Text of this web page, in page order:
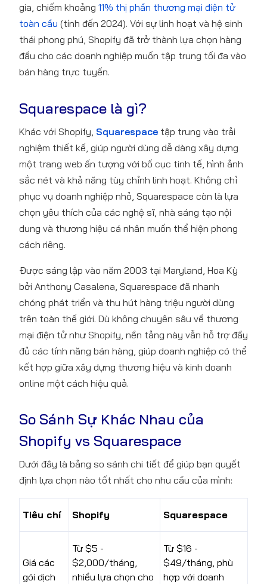
gia, chiếm khoảng 11% thị phần thương mại điện tử
toàn cầu (tính đến 2024). Với sự linh hoạt và hệ sinh
thái phong phú, Shopify đã trở thành lựa chọn hàng
đầu cho các doanh nghiệp muốn tập trung tối đa vào
bán hàng trực tuyến.
Squarespace là gì?
Khác với Shopify, Squarespace tập trung vào trải
nghiệm thiết kế, giúp người dùng dễ dàng xây dựng
một trang web ấn tượng với bố cục tinh tế, hình ảnh
sắc nét và khả năng tùy chỉnh linh hoạt. Không chỉ
phục vụ doanh nghiệp nhỏ, Squarespace còn là lựa
chọn yêu thích của các nghệ sĩ, nhà sáng tạo nội
dung và thương hiệu cá nhân muốn thể hiện phong
cách riêng.
Được sáng lập vào năm 2003 tại Maryland, Hoa Kỳ
bởi Anthony Casalena, Squarespace đã nhanh
chóng phát triển và thu hút hàng triệu người dùng
trên toàn thế giới. Dù không chuyên sâu về thương
mại điện tử như Shopify, nền tảng này vẫn hỗ trợ đầy
đủ các tính năng bán hàng, giúp doanh nghiệp có thể
kết hợp giữa xây dựng thương hiệu và kinh doanh
online một cách hiệu quả.
So Sánh Sự Khác Nhau của
Shopify vs Squarespace
Dưới đây là bảng so sánh chi tiết để giúp bạn quyết
định lựa chọn nào tốt nhất cho nhu cầu của mình:
Tiêu chí Shopify Squarespace
Giá các
gói dịch
Từ $5 -
$2,000/tháng,
nhiều lựa chọn cho
Từ $16 -
$49/tháng, phù
hợp với doanh